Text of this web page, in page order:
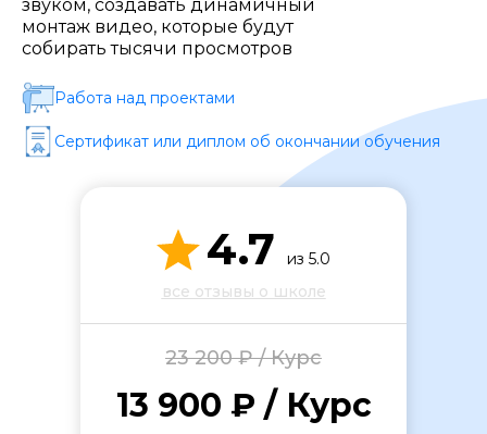
звуком, создавать динамичный
монтаж видео, которые будут
собирать тысячи просмотров
Работа над проектами
Сертификат или диплом об окончании обучения
4.7
из 5.0
все отзывы о школе
23 200 ₽ / Курс
13 900 ₽ / Курс
ОСТАВИТЬ ОТЗЫВ